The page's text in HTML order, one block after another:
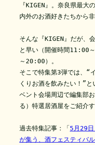
『KIGEN』。奈良県最大
内外のお酒好きたちから
そんな『KIGEN』だが、
と早い（開催時間11:00
～20:00）。
そこで特集第3弾では、“
くりお酒を飲みたい！”
ベント会場周辺で編集部
る）特選居酒屋をご紹介す
過去特集記事：「5月29
が集う、酒フェスティバ